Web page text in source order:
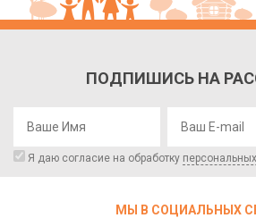
ПОДПИШИСЬ НА
Я даю согласие на обработку
МЫ В СОЦИАЛЬНЫХ